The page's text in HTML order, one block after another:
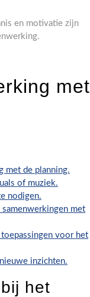
en motivatie zijn
met
met de planning.
of muziek.
nodigen.
met
voor het
inzichten.
het